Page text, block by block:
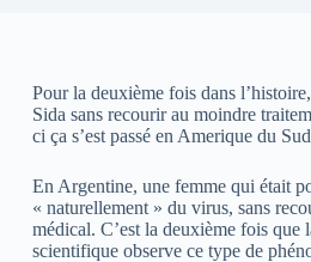
Pour la deuxième fois dans
Sida sans recourir au moindre
ci ça s’est passé en Amerique du
En Argentine, une femme qui était
« naturellement » du virus, sans
médical. C’est la deuxième fois que
scientifique observe ce type de